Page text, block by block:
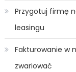
Przygotuj firmę
leasingu
Fakturowanie w
zwariować